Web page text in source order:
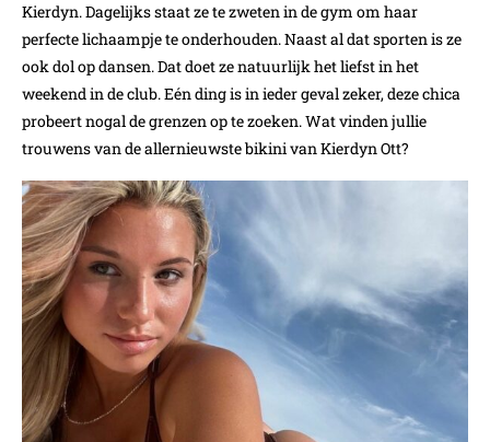
Kierdyn. Dagelijks staat ze te zweten in de gym om haar
perfecte lichaampje te onderhouden. Naast al dat sporten is ze
ook dol op dansen. Dat doet ze natuurlijk het liefst in het
weekend in de club. Eén ding is in ieder geval zeker, deze chica
probeert nogal de grenzen op te zoeken. Wat vinden jullie
trouwens van de allernieuwste bikini van Kierdyn Ott?